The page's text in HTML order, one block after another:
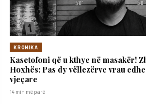
KRONIKA
Kasetofoni që u kthye në masakër!
Hoxhës: Pas dy vëllezërve vrau
vjeçare
14 min më parë